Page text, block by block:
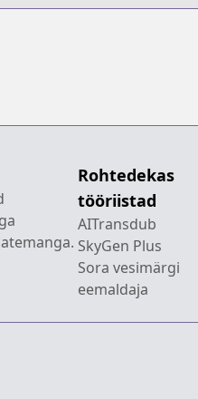
Rohtedekas
tööriistad
AITransdub
SkyGen Plus
Sora vesimärgi
eemaldaja